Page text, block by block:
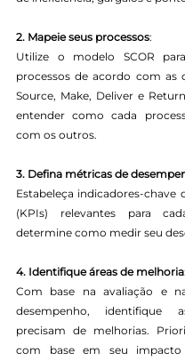
2. Mapeie seus processos:
Utilize o modelo SCOR
processos de acordo com as
Source, Make, Deliver e
entender como cada
com os outros.
3. Defina métricas de
Estabeleça indicadores-chave
(KPIs) relevantes para
determine como medir seu
4. Identifique áreas de melhoria:
Com base na avaliação e
desempenho, identifique
precisam de melhorias.
com base em seu